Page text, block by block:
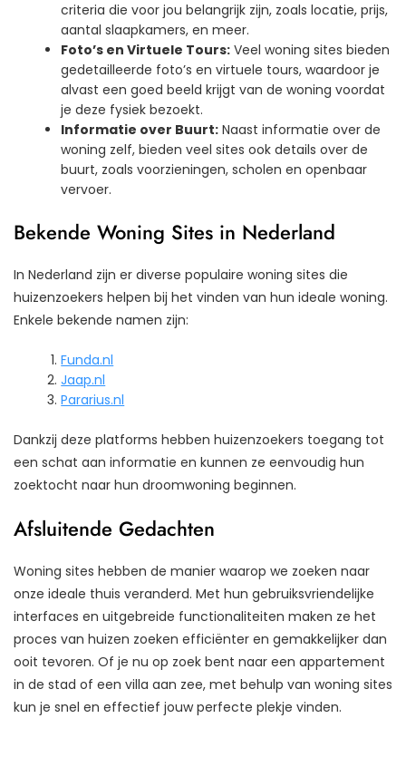
criteria die voor jou belangrijk zijn, zoals locatie, prijs,
aantal slaapkamers, en meer.
Foto’s en Virtuele Tours: Veel woning sites bieden
gedetailleerde foto’s en virtuele tours, waardoor je
alvast een goed beeld krijgt van de woning voordat
je deze fysiek bezoekt.
Informatie over Buurt: Naast informatie over de
woning zelf, bieden veel sites ook details over de
buurt, zoals voorzieningen, scholen en openbaar
vervoer.
Bekende Woning Sites in Nederland
In Nederland zijn er diverse populaire woning sites die
huizenzoekers helpen bij het vinden van hun ideale woning.
Enkele bekende namen zijn:
Funda.nl
Jaap.nl
Pararius.nl
Dankzij deze platforms hebben huizenzoekers toegang tot
een schat aan informatie en kunnen ze eenvoudig hun
zoektocht naar hun droomwoning beginnen.
Afsluitende Gedachten
Woning sites hebben de manier waarop we zoeken naar
onze ideale thuis veranderd. Met hun gebruiksvriendelijke
interfaces en uitgebreide functionaliteiten maken ze het
proces van huizen zoeken efficiënter en gemakkelijker dan
ooit tevoren. Of je nu op zoek bent naar een appartement
in de stad of een villa aan zee, met behulp van woning sites
kun je snel en effectief jouw perfecte plekje vinden.